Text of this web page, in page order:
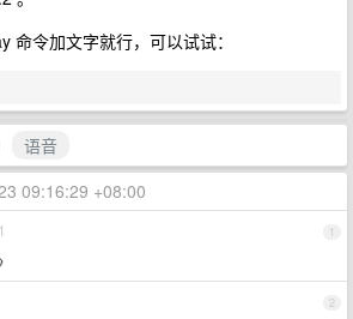
命令加文字就行，可以试试：
语音
09:16:29 +08:00
1
2